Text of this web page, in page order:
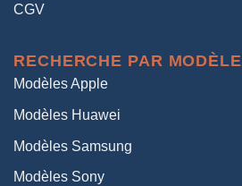
CGV
RECHERCHE PAR MODÈLE
Modèles Apple
Modèles Huawei
Modèles Samsung
Modèles Sony